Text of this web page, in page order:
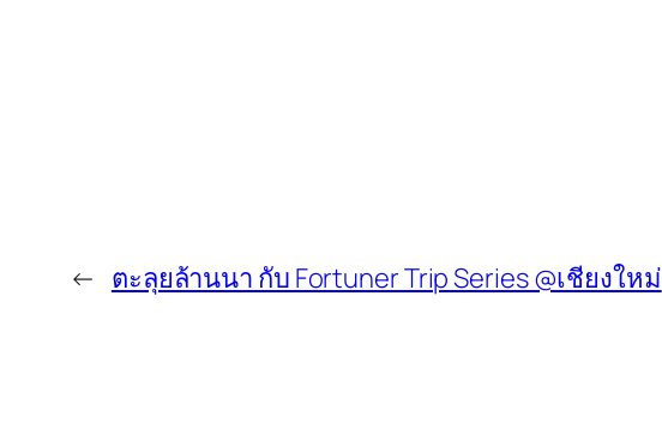
← ตะลุยล้านนา กับ Fortuner Trip Series @เชียงใหม่